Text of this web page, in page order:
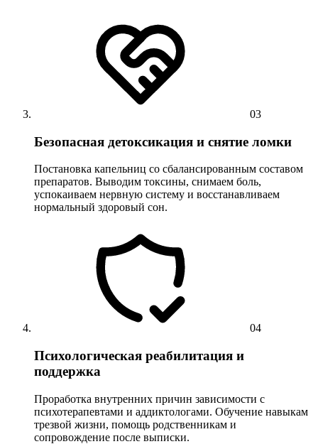
03
Безопасная детоксикация и снятие ломки
Постановка капельниц со сбалансированным составом
препаратов. Выводим токсины, снимаем боль,
успокаиваем нервную систему и восстанавливаем
нормальный здоровый сон.
04
Психологическая реабилитация и
поддержка
Проработка внутренних причин зависимости с
психотерапевтами и аддиктологами. Обучение навыкам
трезвой жизни, помощь родственникам и
сопровождение после выписки.